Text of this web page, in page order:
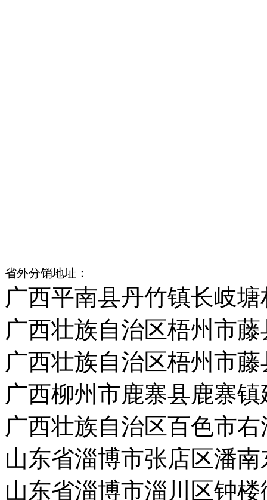
省外分销地址：
广西平南县丹竹镇长岐塘
广西壮族自治区梧州市
广西壮族自治区梧州市
广西柳州市鹿寨县鹿寨
广西壮族自治区百色市右
山东省淄博市张店区潘南
山东省淄博市淄川区钟